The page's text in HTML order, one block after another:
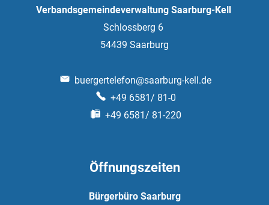
Verbandsgemeindeverwaltung Saarburg-Kell
Schlossberg 6
54439 Saarburg
buergertelefon@saarburg-kell.de
+49 6581/ 81-0
+49 6581/ 81-220
Öffnungszeiten
Bürgerbüro Saarburg